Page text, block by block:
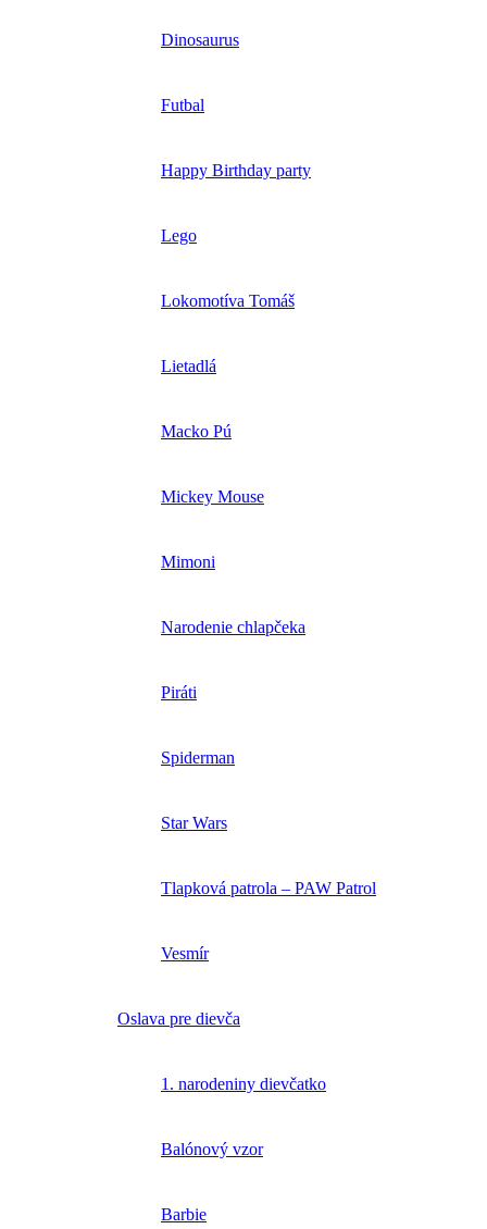
Dinosaurus
Futbal
Happy Birthday party
Lego
Lokomotíva Tomáš
Lietadlá
Macko Pú
Mickey Mouse
Mimoni
Narodenie chlapčeka
Piráti
Spiderman
Star Wars
Tlapková patrola – PAW Patrol
Vesmír
Oslava pre dievča
1. narodeniny dievčatko
Balónový vzor
Barbie